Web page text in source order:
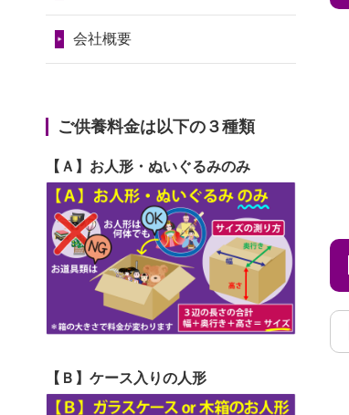
2026/06/30
ま引き取ってくださるのが助
か...
2026/06/28子どもの頃、妹と
一緒にお雛様を出しました。
いただけると思ったので、お
願...
人形はどうなるのでしょう
か？
しても良いですか？
令和7年1月17日(金)
第73回人形供養祭
第72回人形供養祭
令和6年9月9日(月)
第71回人形供養祭
令和6年8月1日(木)
第70回人形供養祭
第69回人形供養祭
会社概要
ご供養料金は以下の３種類
【Ａ】お人形・ぬいぐるみのみ
【Ｂ】ケース入りの人形